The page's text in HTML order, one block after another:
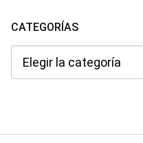
CATEGORÍAS